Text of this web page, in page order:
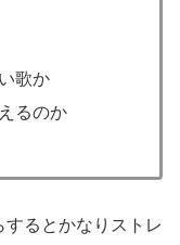
歌か
るのか
るとかなりストレ